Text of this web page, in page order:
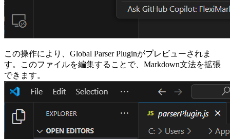
この操作により、Global Parser Pluginがプレビューされま
す。このファイルを編集することで、Markdown文法を拡張
できます。